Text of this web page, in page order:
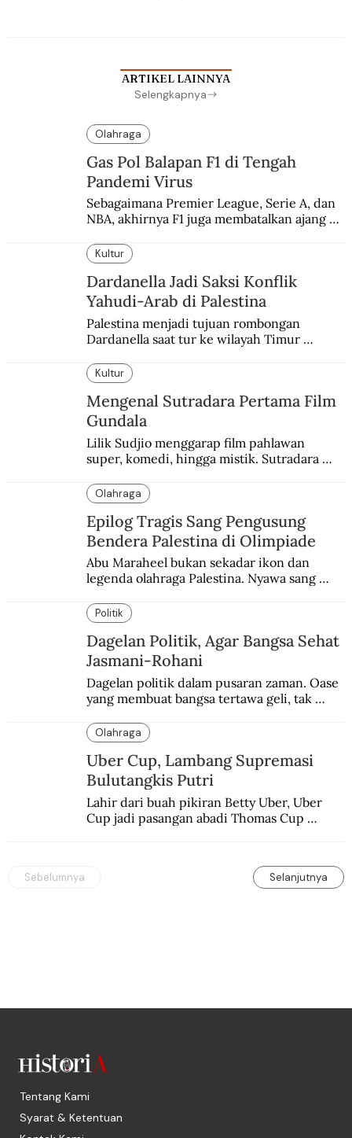
ARTIKEL LAINNYA
Selengkapnya
Olahraga
Gas Pol Balapan F1 di Tengah
Pandemi Virus
Sebagaimana Premier League, Serie A, dan
NBA, akhirnya F1 juga membatalkan ajang
enam dekade lampau.
Kultur
Dardanella Jadi Saksi Konflik
Yahudi-Arab di Palestina
Palestina menjadi tujuan rombongan
Dardanella saat tur ke wilayah Timur
ketegangan antara orang Yahudi dan
penduduk Arab.
Kultur
Mengenal Sutradara Pertama Film
Gundala
Lilik Sudjio menggarap film pahlawan
super, komedi, hingga mistik. Sutradara
Olahraga
Epilog Tragis Sang Pengusung
Bendera Palestina di Olimpiade
Abu Maraheel bukan sekadar ikon dan
legenda olahraga Palestina. Nyawa sang
memblokade Rafah.
Politik
Dagelan Politik, Agar Bangsa Sehat
Jasmani-Rohani
Dagelan politik dalam pusaran zaman. Oase
yang membuat bangsa tertawa geli, tak
Olahraga
Uber Cup, Lambang Supremasi
Bulutangkis Putri
Lahir dari buah pikiran Betty Uber, Uber
Cup jadi pasangan abadi Thomas Cup
Sebelumnya Selanjutnya
Tentang Kami
Syarat & Ketentuan